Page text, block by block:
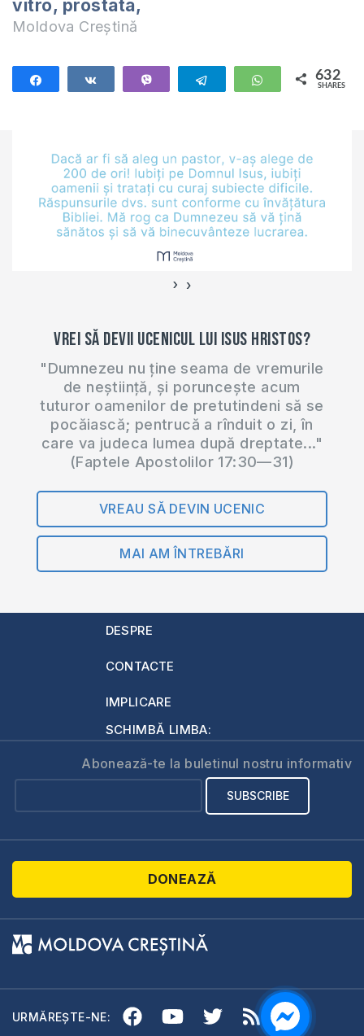
vitro, prostata,
Moldova Creștină
Telegram WhatsApp
632
SHARES
‹ ›
Vrei să devii ucenicul lui Isus Hristos?
"Dumnezeu nu ține seama de vremurile
de neștiință, și poruncește acum
tuturor oamenilor de pretutindeni să se
pocăiască; pentrucă a rînduit o zi, în
care va judeca lumea după dreptate..."
(Faptele Apostolilor 17:30—31)
VREAU SĂ DEVIN UCENIC
MAI AM ÎNTREBĂRI
DESPRE
CONTACTE
IMPLICARE
SCHIMBĂ LIMBA:
Abonează-te la buletinul nostru informativ
DONEAZĂ
URMĂREȘTE-NE: